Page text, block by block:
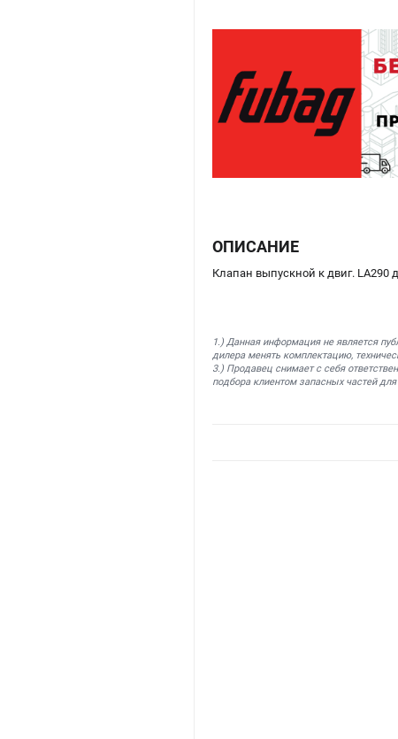
ОПИСАНИЕ
Клапан выпускной к двиг. LA290
1.) Данная информация не является
дилера менять комплектацию,
3.) Продавец снимает с себя
подбора клиентом запасных частей